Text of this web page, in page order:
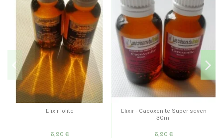
Elixir Iolite
6,90 €
Elixir - Cacoxenite Super seven
30ml
6,90 €